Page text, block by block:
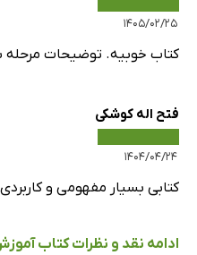
۱۴۰۵/۰۲/۲۵
کتاب خوبیه. توضیحات مرحله
فتح اله کوشکی
۱۴۰۴/۰۴/۲۴
کتابی بسیار مفهومی و کاربردی
ادامه نقد و نظرات کتاب